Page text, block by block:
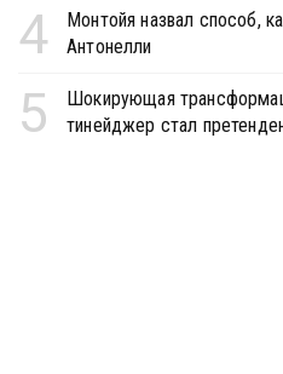
4
Монтойя назвал способ,
Антонелли
5
Шокирующая
тинейджер стал